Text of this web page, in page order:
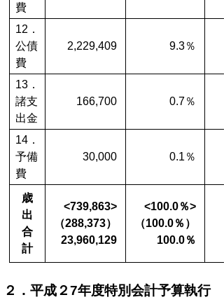
費
12．
公債
費
2,229,409 9.3％
13．
諸支
出金
166,700 0.7％
14．
予備
費
30,000 0.1％
歳
出
合
計
<739,863>
（288,373）
23,960,129
<100.0％>
（100.0％）
100.0％
２．平成２7年度特別会計予算執行